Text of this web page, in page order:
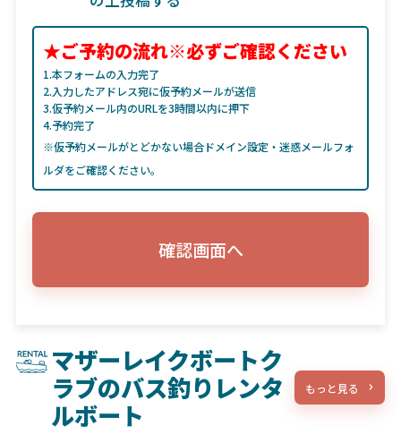
★ご予約の流れ※必ずご確認ください
1.本フォームの入力完了
2.入力したアドレス宛に仮予約メールが送信
3.仮予約メール内のURLを3時間以内に押下
4.予約完了
※仮予約メールがとどかない場合ドメイン設定・迷惑メールフォ
ルダをご確認ください。
確認画面へ
マザーレイクボートク
ラブのバス釣りレンタ
ルボート
もっと見る